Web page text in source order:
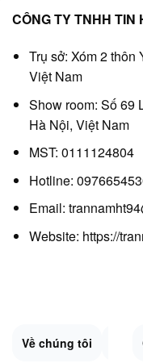
CÔNG TY TNHH TIN
Trụ sở: Xóm 2
Việt Nam
Show room: Số 69
Hà Nội, Việt Nam
MST: 0111124804
Hotline:
Email:
Website: https://
Về chúng tôi Liên